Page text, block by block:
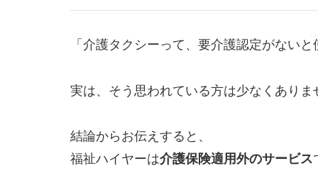
「介護タクシーって、要介護認定がない
実は、そう思われている方は少なくありま
結論からお伝えすると、
福祉ハイヤーは介護保険適用外のサービス